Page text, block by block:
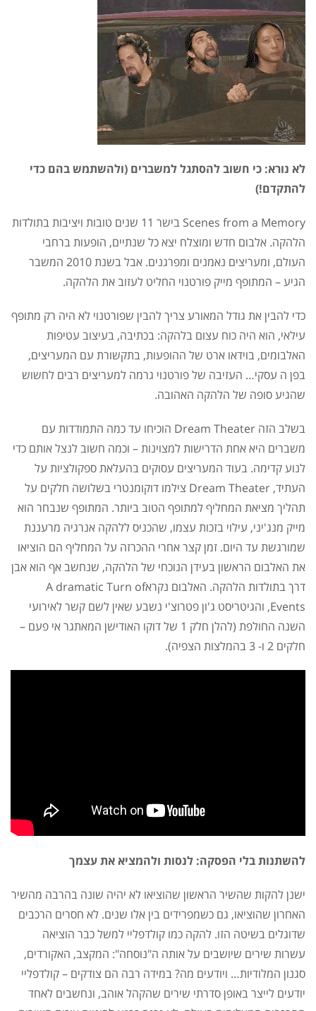
לא נורא: כי חשוב להסתגל למשברים (ולהשתמש בהם כדי
להתקדם!)
Scenes from a Memory בישר 11 שנים טובות ויציבות בתולדות
הלהקה. אלבום חדש ומוצלח יצא כל שנתיים, הופעות ברחבי
העולם, ומעריצים נאמנים ומפרגנים. אבל בשנת 2010 המשבר
הגיע – המתופף מייק פורטנוי החליט לעזוב את הלהקה.
כדי להבין את גודל המאורע צריך להבין שפורטנוי לא היה רק מתופף
עילאי, הוא היה כוח עצום בלהקה: בכתיבה, בעיצוב עטיפות
האלבומים, בוידאו ארט של ההופעות, בתקשורת עם המעריצים,
בפן ה עסקי… העזיבה של פורטנוי גרמה למעריצים רבים לחשוש
שהגיע סופה של הלהקה האהובה.
בשלב הזה Dream Theater הוכיחו עד כמה התמודדות עם
משברים היא אחת הדרישות למצוינות – וכמה חשוב לנצל אותם כדי
לנוע קדימה. בעוד המעריצים עסוקים בהעלאת ספקולציות על
העתיד, Dream Theater צילמו דוקומנטרי בשלושה חלקים על
תהליך מציאת המחליף למתופף הטוב ביותר. המתופף שנבחר הוא
מייק מנג'יני, עילוי בזכות עצמו, שהכניס ללהקה אנרגיה מרעננת
שמורגשת עד היום. זמן קצר אחרי ההכרזה על המחליף הם הוציאו
את האלבום הראשון בעידן הנוכחי של הלהקה, שנחשב אף הוא אבן
דרך בתולדות הלהקה. האלבום נקראA dramatic Turn of
Events, והגיטריסט ג'ון פטרוצ'י נשבע שאין לשם קשר לאירועי
השנה החולפת (להלן חלק 1 של דוקו האודישן המאתגר אי פעם –
חלקים 2 ו- 3 בהמלצות הצפיה).
להשתנות בלי הפסקה: לנסות ולהמציא את עצמך
ישנן להקות שהשיר הראשון שהוציאו לא יהיה שונה בהרבה מהשיר
האחרון שהוציאו, גם כשמפרידים בין אלו שנים. לא חסרים הרכבים
שדוגלים בשיטה הזו. להקה כמו קולדפליי למשל כבר הוציאה
עשרות שירים שיושבים על אותה ה"נוסחה": המקצב, האקורדים,
סגנון המלודיות… ויודעים מה? במידה רבה הם צודקים – קולדפליי
יודעים לייצר באופן סדרתי שירים שהקהל אוהב, ונחשבים לאחד